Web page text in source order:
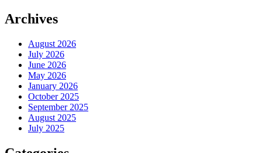
Archives
August 2026
July 2026
June 2026
May 2026
January 2026
October 2025
September 2025
August 2025
July 2025